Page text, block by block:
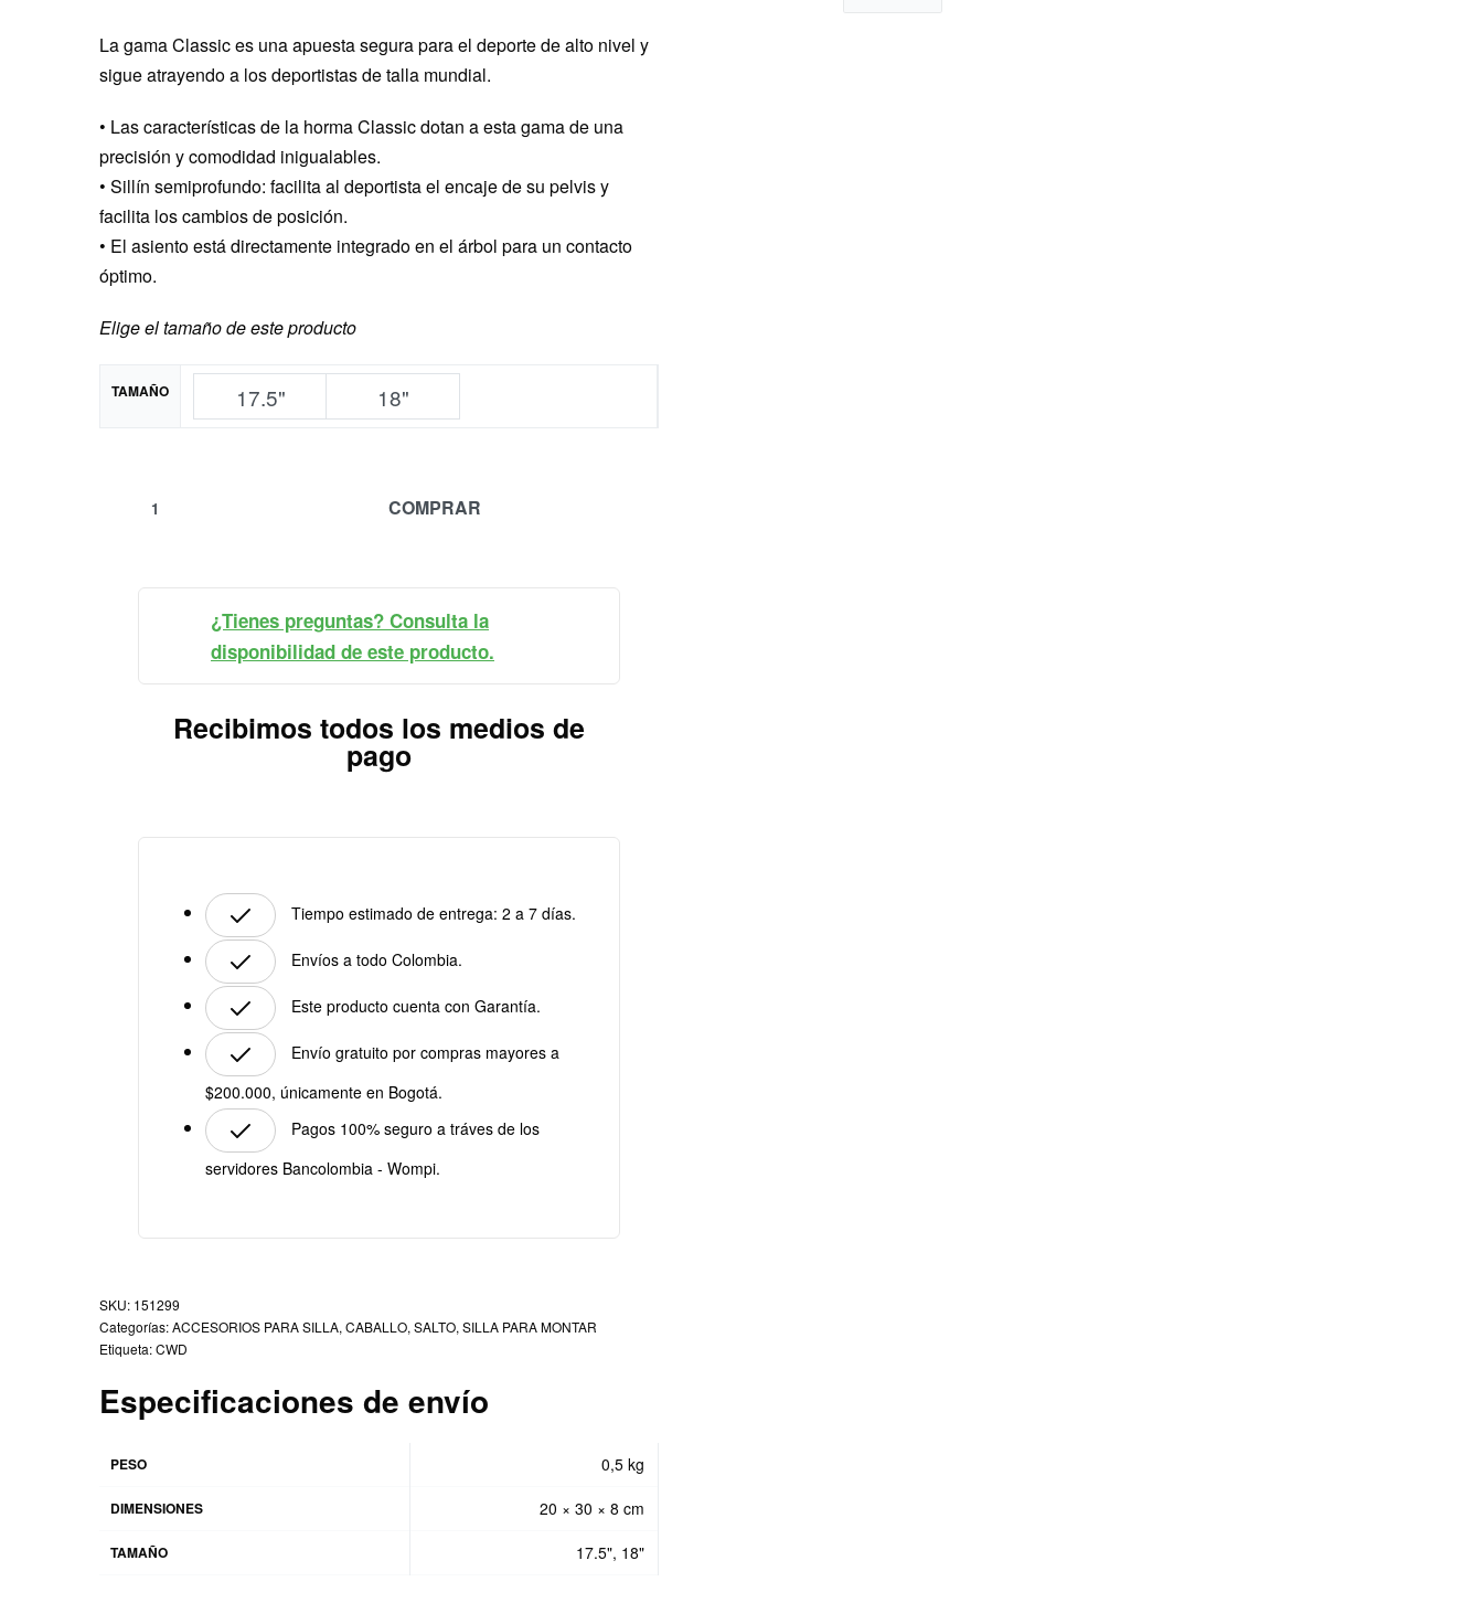
La gama Classic es una apuesta segura para el deporte de alto nivel y
sigue atrayendo a los deportistas de talla mundial.
• Las características de la horma Classic dotan a esta gama de una
precisión y comodidad inigualables.
• Sillín semiprofundo: facilita al deportista el encaje de su pelvis y
facilita los cambios de posición.
• El asiento está directamente integrado en el árbol para un contacto
óptimo.
Elige el tamaño de este producto
TAMAÑO 17.5" 18"
COMPRAR
¿Tienes preguntas? Consulta la
disponibilidad de este producto.
Recibimos todos los medios de
pago
Tiempo estimado de entrega: 2 a 7 días.
Envíos a todo Colombia.
Este producto cuenta con Garantía.
Envío gratuito por compras mayores a
$200.000, únicamente en Bogotá.
Pagos 100% seguro a tráves de los
servidores Bancolombia - Wompi.
151299
Categorías:ACCESORIOS PARA SILLA, CABALLO, SALTO, SILLA PARA MONTAR
Etiqueta:CWD
Especificaciones de envío
PESO 0,5 kg
DIMENSIONES 20 × 30 × 8 cm
TAMAÑO 17.5", 18"